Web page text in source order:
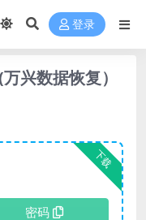
登录
兴数据恢复）
下载
密码